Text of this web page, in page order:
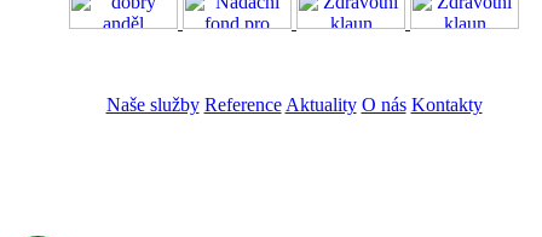
Naše služby Reference Aktuality O nás Kontakty